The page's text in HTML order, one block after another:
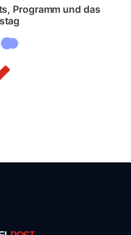
Programm und das